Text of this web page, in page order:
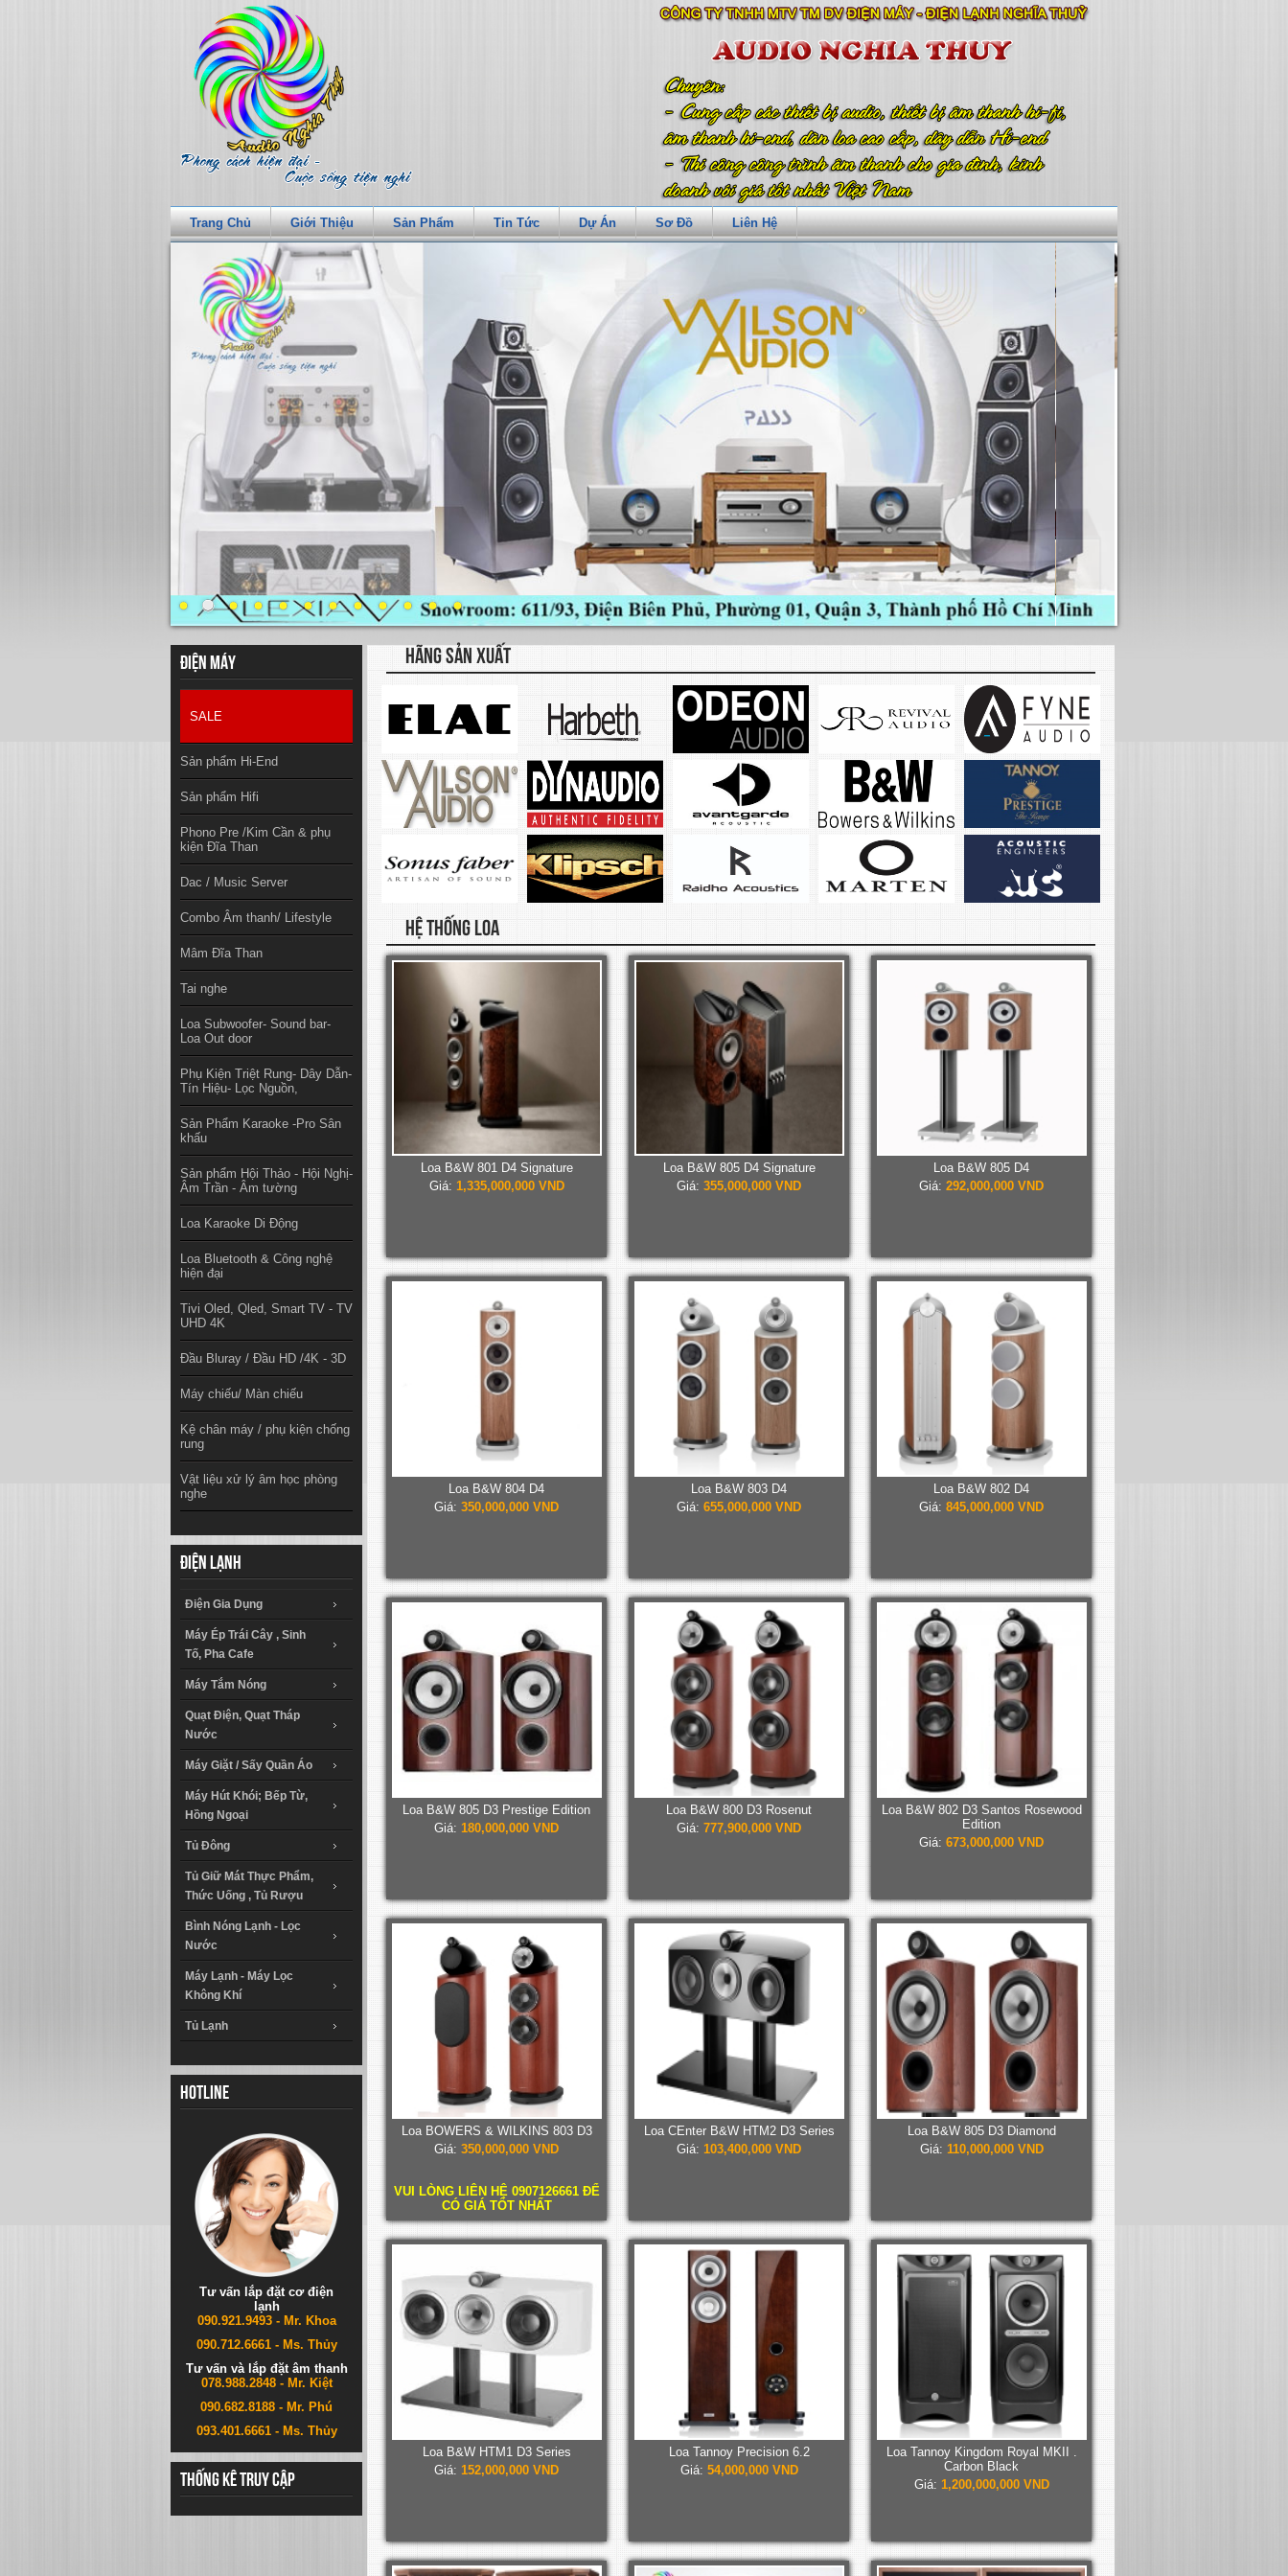
Trang Chủ Giới Thiệu Sản Phẩm Tin Tức Dự Án Sơ Đồ Liên Hệ
Điện máy
SALE
Sản phẩm Hi-End
Sản phẩm Hifi
Phono Pre /Kim Cần & phụ
kiện Đĩa Than
Dac / Music Server
Combo Âm thanh/ Lifestyle
Mâm Đĩa Than
Tai nghe
Loa Subwoofer- Sound bar-
Loa Out door
Phụ Kiện Triệt Rung- Dây Dẫn-
Tín Hiệu- Lọc Nguồn,
Sản Phẩm Karaoke -Pro Sân
khấu
Sản phẩm Hội Thảo - Hội Nghị-
Âm Trần - Âm tường
Loa Karaoke Di Động
Loa Bluetooth & Công nghệ
hiện đại
Tivi Oled, Qled, Smart TV - TV
UHD 4K
Đầu Bluray / Đầu HD /4K - 3D
Máy chiếu/ Màn chiếu
Kệ chân máy / phụ kiện chống
rung
Vật liệu xử lý âm học phòng
nghe
Điện lạnh
Điện Gia Dụng
Máy Ép Trái Cây , Sinh
Tố, Pha Cafe
Máy Tắm Nóng
Quạt Điện, Quạt Tháp
Nước
Máy Giặt / Sấy Quần Áo
Máy Hút Khói; Bếp Từ,
Hồng Ngoại
Tủ Đông
Tủ Giữ Mát Thực Phẩm,
Thức Uống , Tủ Rượu
Bình Nóng Lạnh - Lọc
Nước
Máy Lạnh - Máy Lọc
Không Khí
Tủ Lạnh
Hotline
Tư vấn lắp đặt cơ điện
lạnh
090.921.9493 - Mr. Khoa
090.712.6661 - Ms. Thủy
Tư vấn và lắp đặt âm thanh
078.988.2848 - Mr. Kiệt
090.682.8188 - Mr. Phú
093.401.6661 - Ms. Thủy
Thống kê truy cập
HÃNG SẢN XUẤT
HỆ THỐNG LOA
Loa B&W 801 D4 Signature
Giá: 1,335,000,000 VND
Loa B&W 805 D4 Signature
Giá: 355,000,000 VND
Loa B&W 805 D4
Giá: 292,000,000 VND
Loa B&W 804 D4
Giá: 350,000,000 VND
Loa B&W 803 D4
Giá: 655,000,000 VND
Loa B&W 802 D4
Giá: 845,000,000 VND
Loa B&W 805 D3 Prestige Edition
Giá: 180,000,000 VND
Loa B&W 800 D3 Rosenut
Giá: 777,900,000 VND
Loa B&W 802 D3 Santos Rosewood
Edition
Giá: 673,000,000 VND
Loa BOWERS & WILKINS 803 D3
Giá: 350,000,000 VND
VUI LÒNG LIÊN HỆ 0907126661 ĐỂ
CÓ GIÁ TỐT NHẤT
Loa CEnter B&W HTM2 D3 Series
Giá: 103,400,000 VND
Loa B&W 805 D3 Diamond
Giá: 110,000,000 VND
Loa B&W HTM1 D3 Series
Giá: 152,000,000 VND
Loa Tannoy Precision 6.2
Giá: 54,000,000 VND
Loa Tannoy Kingdom Royal MKII .
Carbon Black
Giá: 1,200,000,000 VND